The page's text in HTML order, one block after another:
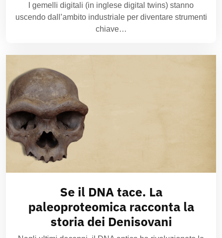
I gemelli digitali (in inglese digital twins) stanno
uscendo dall’ambito industriale per diventare strumenti
chiave…
Se il DNA tace. La
paleoproteomica racconta la
storia dei Denisovani